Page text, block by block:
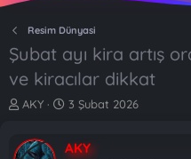
Resim Dünyasi
Şubat ayı kira artış
ve kiracılar dikkat
K
b
AKY
B
l
3 Şubat 2026
AKY